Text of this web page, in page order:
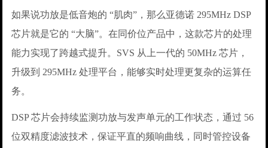
如果说功放是低音炮的 “肌肉”，那么亚德诺 295MHz DSP
芯片就是它的 “大脑”。在同价位产品中，这款芯片的处理
能力实现了跨越式提升。SVS 从上一代的 50MHz 芯片，
升级到 295MHz 处理平台，能够实时处理更复杂的运算任
务。
DSP 芯片会持续监测功放与发声单元的工作状态，通过 56
位双精度滤波技术，保证平直的频响曲线，同时管控设备